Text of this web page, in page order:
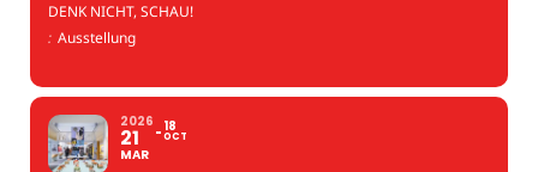
DENK NICHT, SCHAU!
: Ausstellung
2026
21
MAR
18
OCT